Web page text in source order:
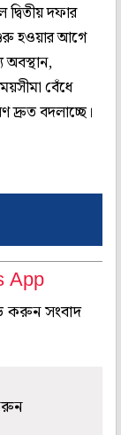
দফার
হওয়ার আগে
অবস্থান,
বেঁধে
দ্রুত বদলাচ্ছে।
App
করুন সংবাদ